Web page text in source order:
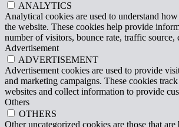
ANALYTICS
Analytical cookies are used to understand
the website. These cookies help provide
number of visitors, bounce rate, traffic source,
Advertisement
ADVERTISEMENT
Advertisement cookies are used to provide
and marketing campaigns. These cookies
websites and collect information to provide
Others
OTHERS
Other uncategorized cookies are those that are